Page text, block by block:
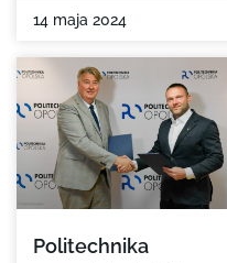
14 maja 2024
Politechnika